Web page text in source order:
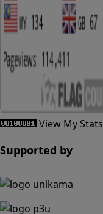
View My Stats
Supported by